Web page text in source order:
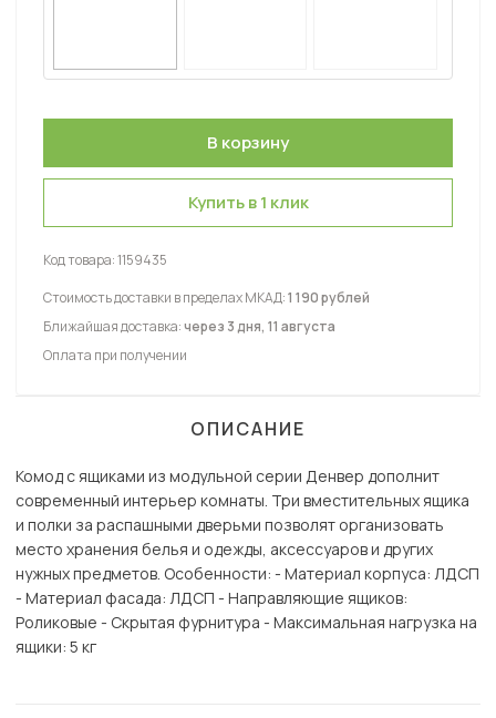
Купить в 1 клик
Код товара:1159435
Стоимость доставки в пределах МКАД:1 190 рублей
Ближайшая доставка:через 3 дня, 11 августа
Оплата при получении
ОПИСАНИЕ
Комод с ящиками из модульной серии Денвер дополнит
современный интерьер комнаты. Три вместительных ящика
и полки за распашными дверьми позволят организовать
место хранения белья и одежды, аксессуаров и других
нужных предметов. Особенности: - Материал корпуса: ЛДСП
- Материал фасада: ЛДСП - Направляющие ящиков:
Роликовые - Скрытая фурнитура - Максимальная нагрузка на
ящики: 5 кг